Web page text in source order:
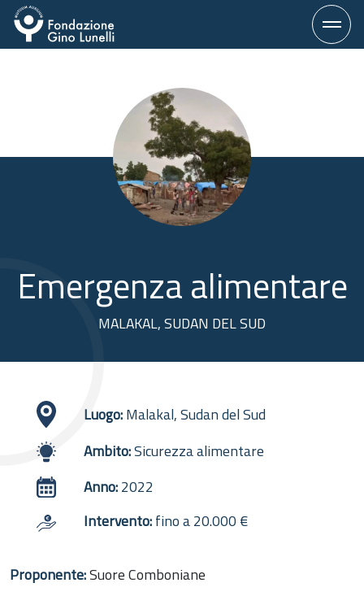
contenuto
Emergenza alimentare
MALAKAL, SUDAN DEL SUD
Proponente:Suore Comboniane
Luogo:Malakal, Sudan del Sud
Ambito:Sicurezza alimentare
Anno:2022
Intervento:fino a 20.000 €